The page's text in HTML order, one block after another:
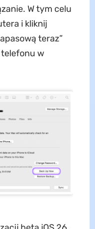
W tym celu
i kliknij
teraz”
w